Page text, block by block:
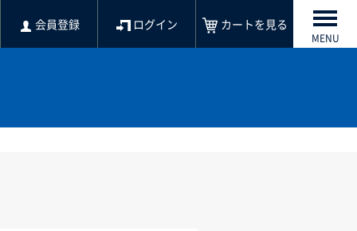
会員登録 ログイン カートを見る
MENU